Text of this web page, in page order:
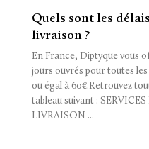
Quels sont les
livraison ?
En France, Diptyque vous
jours ouvrés pour toutes
ou égal à 60€.Retrouvez
tableau suivant :
LIVRAISON ...